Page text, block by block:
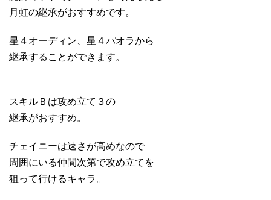
月虹の継承がおすすめです。
星４オーディン、星４パオラから
継承することができます。
スキルＢは攻め立て３の
継承がおすすめ。
チェイニーは速さが高めなので
周囲にいる仲間次第で攻め立てを
狙って行けるキャラ。